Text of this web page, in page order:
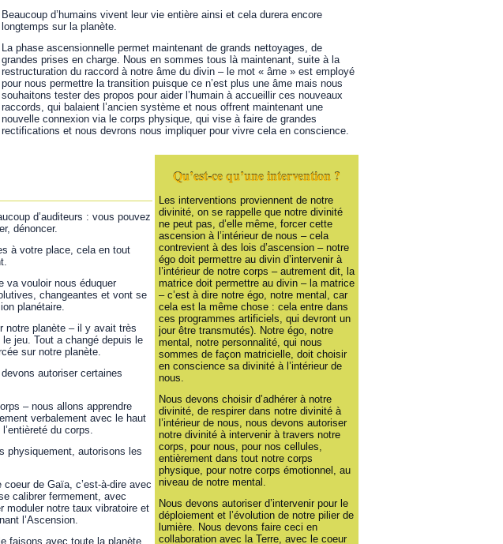
Beaucoup d’humains vivent leur vie entière ainsi et cela durera encore
longtemps sur la planète.
La phase ascensionnelle permet maintenant de grands nettoyages, de
grandes prises en charge. Nous en sommes tous là maintenant, suite à la
restructuration du raccord à notre âme du divin – le mot « âme » est employé
pour nous permettre la transition puisque ce n’est plus une âme mais nous
souhaitons tester des propos pour aider l’humain à accueillir ces nouveaux
raccords, qui balaient l’ancien système et nous offrent maintenant une
nouvelle connexion via le corps physique, qui vise à faire de grandes
rectifications et nous devrons nous impliquer pour vivre cela en conscience.
d’auditeurs : vous pouvez
dénoncer.
à votre place, cela en tout
va vouloir nous éduquer
changeantes et vont se
planétaire.
notre planète – il y avait très
jeu. Tout a changé depuis le
sur notre planète.
autoriser certaines
– nous allons apprendre
verbalement avec le haut
du corps.
physiquement, autorisons les
de Gaïa, c’est-à-dire avec
calibrer fermement, avec
moduler notre taux vibratoire et
l’Ascension.
faisons avec toute la planète
Qu’est-ce qu’une intervention ?
Les interventions proviennent de notre
divinité, on se rappelle que notre divinité
ne peut pas, d’elle même, forcer cette
ascension à l’intérieur de nous – cela
contrevient à des lois d’ascension – notre
égo doit permettre au divin d’intervenir à
l’intérieur de notre corps – autrement dit, la
matrice doit permettre au divin – la matrice
– c’est à dire notre égo, notre mental, car
cela est la même chose : cela entre dans
ces programmes artificiels, qui devront un
jour être transmutés). Notre égo, notre
mental, notre personnalité, qui nous
sommes de façon matricielle, doit choisir
en conscience sa divinité à l’intérieur de
nous.
Nous devons choisir d’adhérer à notre
divinité, de respirer dans notre divinité à
l’intérieur de nous, nous devons autoriser
notre divinité à intervenir à travers notre
corps, pour nous, pour nos cellules,
entièrement dans tout notre corps
physique, pour notre corps émotionnel, au
niveau de notre mental.
Nous devons autoriser d’intervenir pour le
déploiement et l’évolution de notre pilier de
lumière. Nous devons faire ceci en
collaboration avec la Terre, avec le coeur